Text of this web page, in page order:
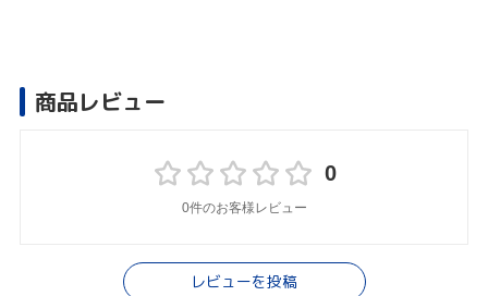
商品レビュー
0
0件のお客様レビュー
レビューを投稿